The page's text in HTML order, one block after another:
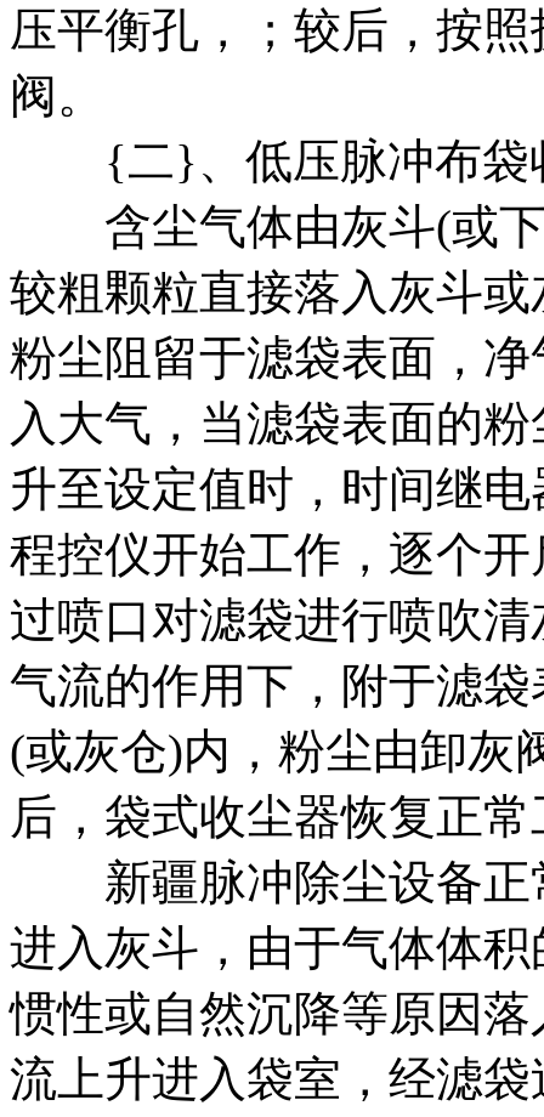
压平衡孔，；较后，按
阀。
{二}、低压脉冲布袋
含尘气体由灰斗(或下
较粗颗粒直接落入灰斗
粉尘阻留于滤袋表面，
入大气，当滤袋表面的
升至设定值时，时间继
程控仪开始工作，逐个
过喷口对滤袋进行喷吹
气流的作用下，附于滤
(或灰仓)内，粉尘由卸灰
后，袋式收尘器恢复正
新疆脉冲除尘设备正
进入灰斗，由于气体体
惯性或自然沉降等原因
流上升进入袋室，经滤